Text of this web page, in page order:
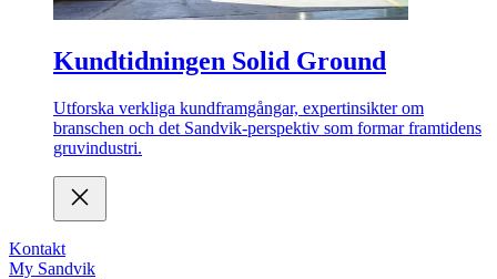
Kundtidningen Solid Ground
Utforska verkliga kundframgångar, expertinsikter om
branschen och det Sandvik-perspektiv som formar framtidens
gruvindustri.
Kontakt
My Sandvik